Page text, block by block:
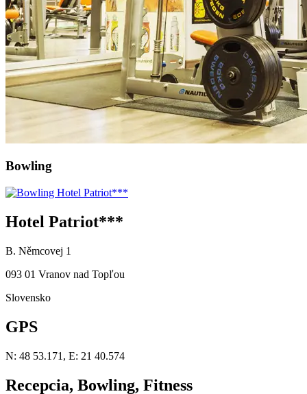
Bowling
Hotel Patriot***
B. Němcovej 1
093 01 Vranov nad Topľou
Slovensko
GPS
N: 48 53.171, E: 21 40.574
Recepcia, Bowling, Fitness